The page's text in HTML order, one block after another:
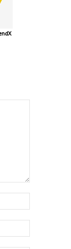
electrónico:*